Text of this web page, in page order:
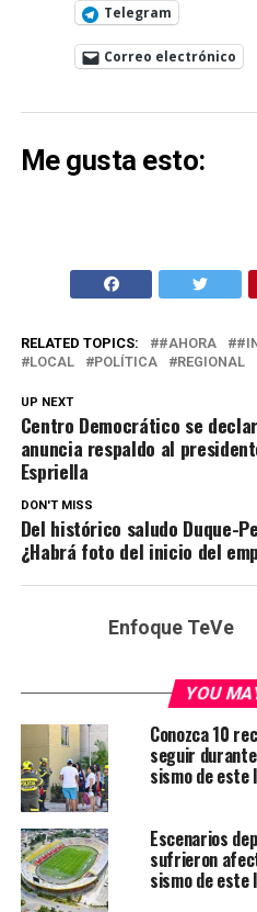
Telegram
Correo electrónico
Me gusta esto:
RELATED TOPICS: #AHORA
LOCAL
POLÍTICA REGIONAL
UP NEXT
Centro Democrático se
anuncia respaldo al
Espriella
DON'T MISS
Del histórico saludo Duque-
¿Habrá foto del inicio del
Enfoque TeVe
YOU
Conozca 10
seguir
sismo de este
Escenarios
sufrieron
sismo de este